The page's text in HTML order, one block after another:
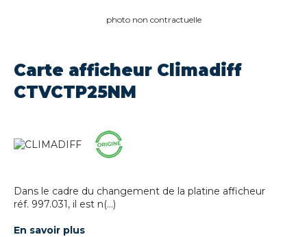
photo non contractuelle
Carte afficheur Climadiff
CTVCTP25NM
Dans le cadre du changement de la platine afficheur
réf. 997.031, il est n(...)
En savoir plus